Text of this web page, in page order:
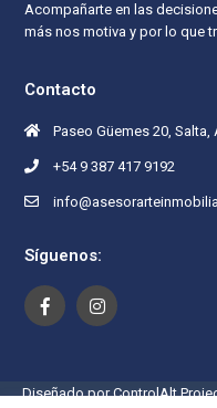
Acompañarte en las
más nos motiva y por lo que
Contacto
Paseo Güemes 20, Salta,
+54 9 387 417 9192
Síguenos:
Diseñado por ControlAlt